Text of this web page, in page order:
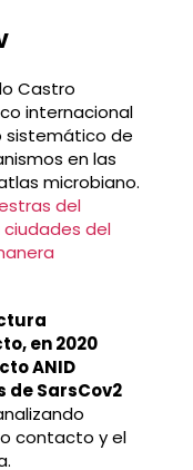
Castro
internacional
sistemático de
en las
microbiano.
del
del
en 2020
ANID
SarsCov2
contacto y el